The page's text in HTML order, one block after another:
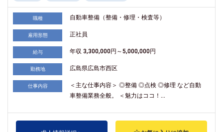
職種 自動車整備（整備・修理・検査等）
雇用形態 正社員
給与 年収 3,300,000円～5,000,000円
勤務地 広島県広島市西区
仕事内容
＜主な仕事内容＞ ◎整備 ◎点検 ◎修理 など自動
車整備業務全般。 ＜魅力はココ！...